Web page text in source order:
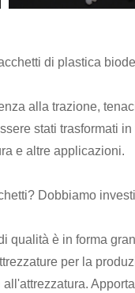
di plastica
alla trazione,
stati trasformati in
e altre applicazioni.
Dobbiamo
qualità è in forma
per la